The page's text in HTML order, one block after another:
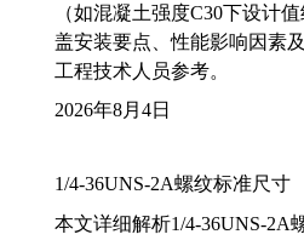
（如混凝土强度C30下设计
盖安装要点、性能影响因素
工程技术人员参考。
2026年8月4日
1/4-36UNS-2A螺纹标准尺寸
本文详细解析1/4-36UNS-2A